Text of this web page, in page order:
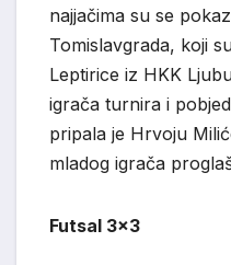
najjačima su se
Tomislavgrada, koji
Leptirice iz HKK
igrača turnira i
pripala je Hrvoju
mladog igrača
Futsal 3×3